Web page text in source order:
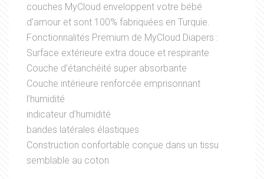
couches MyCloud enveloppent votre bébé
d’amour et sont 100% fabriquées en Turquie.
Fonctionnalités Premium de MyCloud Diapers :
Surface extérieure extra douce et respirante
Couche d’étanchéité super absorbante
Couche intérieure renforcée emprisonnant
l’humidité
indicateur d’humidité
bandes latérales élastiques
Construction confortable conçue dans un tissu
semblable au coton